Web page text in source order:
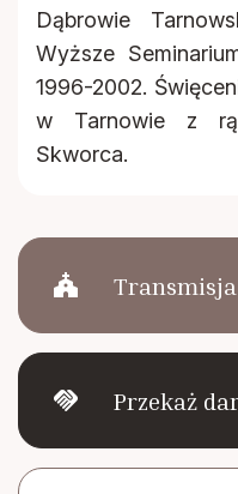
church
handshake Przekaż
Dąbrowie
Wyższe
1996-2002.
w Tarnowie z
Skworca.